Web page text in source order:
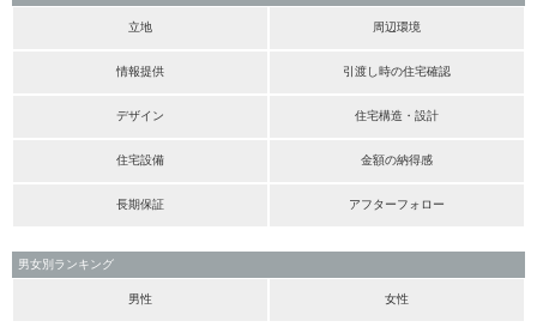
立地 周辺環境
情報提供 引渡し時の住宅確認
デザイン 住宅構造・設計
住宅設備 金額の納得感
長期保証 アフターフォロー
男女別ランキング
男性 女性